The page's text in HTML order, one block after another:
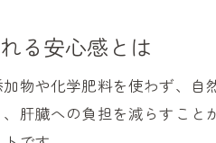
る安心感とは
物や化学肥料を使わず、
肝臓への負担を減らすこ